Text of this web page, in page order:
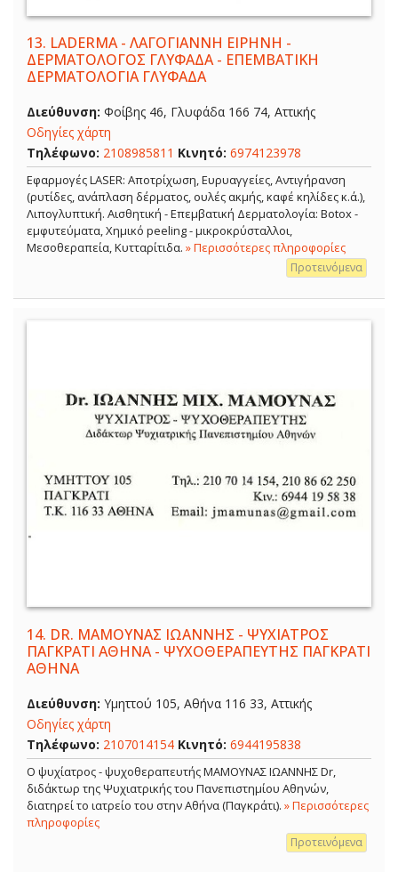
13. LADERMA - ΛΑΓΟΓΙΑΝΝΗ ΕΙΡΗΝΗ -
ΔΕΡΜΑΤΟΛΟΓΟΣ ΓΛΥΦΑΔΑ - ΕΠΕΜΒΑΤΙΚΗ
ΔΕΡΜΑΤΟΛΟΓΙΑ ΓΛΥΦΑΔΑ
Διεύθυνση: Φοίβης 46, Γλυφάδα 166 74, Αττικής
Οδηγίες χάρτη
Τηλέφωνο: 2108985811 Κινητό: 6974123978
Εφαρμογές LASER: Αποτρίχωση, Ευρυαγγείες, Αντιγήρανση
(ρυτίδες, ανάπλαση δέρματος, ουλές ακμής, καφέ κηλίδες κ.ά.),
Λιπογλυπτική. Αισθητική - Επεμβατική Δερματολογία: Botox -
εμφυτεύματα, Χημικό peeling - μικροκρύσταλλοι,
Μεσοθεραπεία, Κυτταρίτιδα. » Περισσότερες πληροφορίες
Προτεινόμενα
14. DR. ΜΑΜΟΥΝΑΣ ΙΩΑΝΝΗΣ - ΨΥΧΙΑΤΡΟΣ
ΠΑΓΚΡΑΤΙ ΑΘΗΝΑ - ΨΥΧΟΘΕΡΑΠΕΥΤΗΣ ΠΑΓΚΡΑΤΙ
ΑΘΗΝΑ
Διεύθυνση: Υμηττού 105, Αθήνα 116 33, Αττικής
Οδηγίες χάρτη
Τηλέφωνο: 2107014154 Κινητό: 6944195838
Ο ψυχίατρος - ψυχοθεραπευτής ΜΑΜΟΥΝΑΣ ΙΩΑΝΝΗΣ Dr,
διδάκτωρ της Ψυχιατρικής του Πανεπιστημίου Αθηνών,
διατηρεί το ιατρείο του στην Αθήνα (Παγκράτι). » Περισσότερες
πληροφορίες
Προτεινόμενα